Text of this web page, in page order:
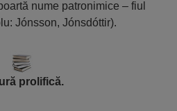
nume patronimice – fiul
Jónsson, Jónsdóttir).
prolifică.